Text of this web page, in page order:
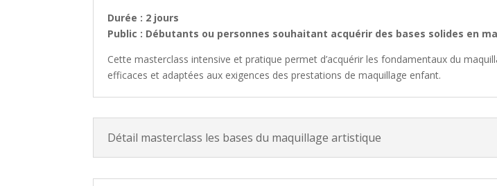
Durée : 2 jours
Public : Débutants ou personnes souhaitant acquérir des bases solides en
Cette masterclass intensive et pratique permet d’acquérir les fondamentaux du
efficaces et adaptées aux exigences des prestations de maquillage enfant.
Détail masterclass les bases du maquillage artistique